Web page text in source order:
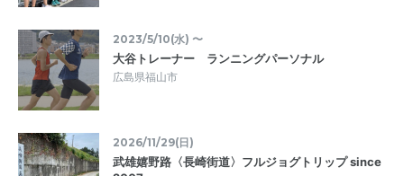
2023/5/10(水) 〜
大谷トレーナー ランニングパーソナル
広島県福山市
2026/11/29(日)
武雄嬉野路〈長崎街道〉フルジョグトリップ since